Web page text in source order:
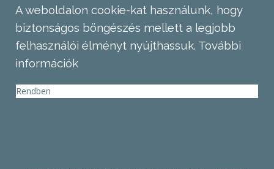
A weboldalon cookie-kat használunk, hogy
biztonságos böngészés mellett a legjobb
felhasználói élményt nyújthassuk. További
információk
Rendben